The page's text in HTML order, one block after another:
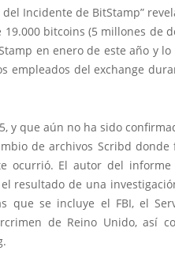
Incidente de BitStamp”
bitcoins (5 millones de
en enero de este año y
del exchange
y que aún no ha sido
de archivos Scribd donde
ocurrió. El autor del informe
resultado de una
que se incluye el FBI, el
de Reino Unido, así